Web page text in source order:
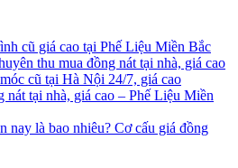
cũ giá cao tại Phế Liệu Miền Bắc
thu mua đồng nát tại nhà, giá cao
cũ tại Hà Nội 24/7, giá cao
nát tại nhà, giá cao – Phế Liệu Miền
nay là bao nhiêu? Cơ cấu giá đồng